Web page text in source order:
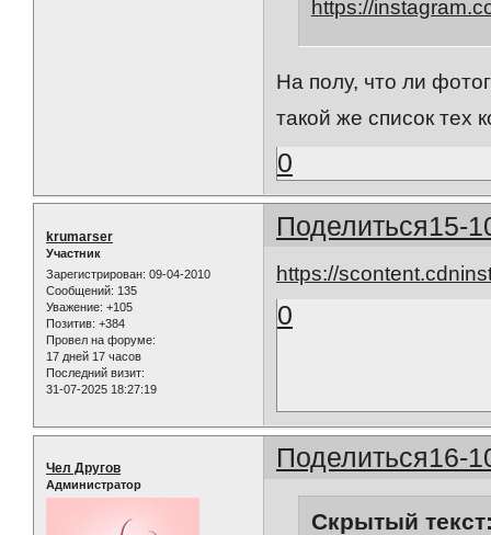
https://
На полу, что ли
такой же список тех
0
Поделиться15-
krumarser
Участник
Зарегистрирован: 09-04-2010
Сообщений: 135
Уважение: +105
Позитив: +384
Провел на форуме:
17 дней 17 часов
Последний визит:
31-07-2025 18:27:19
https://
0
Поделиться16-
Чел Другов
Администратор
Скрытый